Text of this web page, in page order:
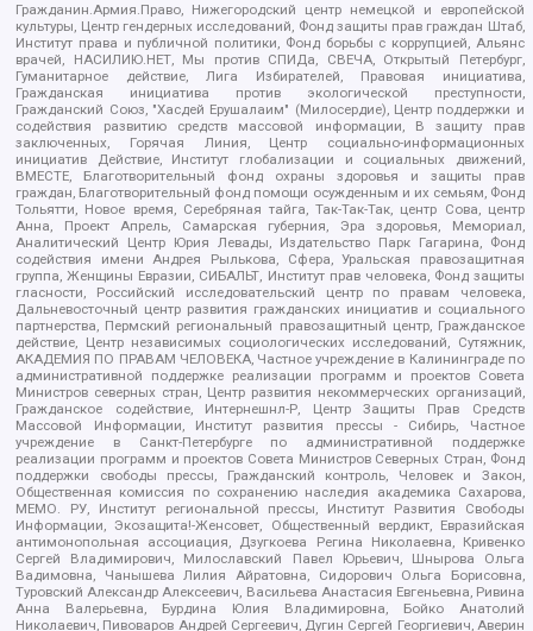
Гражданин.Армия.Право, Нижегородский центр немецкой и европейской
культуры, Центр гендерных исследований, Фонд защиты прав граждан Штаб,
Институт права и публичной политики, Фонд борьбы с коррупцией, Альянс
врачей, НАСИЛИЮ.НЕТ, Мы против СПИДа, СВЕЧА, Открытый Петербург,
Гуманитарное действие, Лига Избирателей, Правовая инициатива,
Гражданская инициатива против экологической преступности,
Гражданский Союз, "Хасдей Ерушалаим" (Милосердие), Центр поддержки и
содействия развитию средств массовой информации, В защиту прав
заключенных, Горячая Линия, Центр социально-информационных
инициатив Действие, Институт глобализации и социальных движений,
ВМЕСТЕ, Благотворительный фонд охраны здоровья и защиты прав
граждан, Благотворительный фонд помощи осужденным и их семьям, Фонд
Тольятти, Новое время, Серебряная тайга, Так-Так-Так, центр Сова, центр
Анна, Проект Апрель, Самарская губерния, Эра здоровья, Мемориал,
Аналитический Центр Юрия Левады, Издательство Парк Гагарина, Фонд
содействия имени Андрея Рылькова, Сфера, Уральская правозащитная
группа, Женщины Евразии, СИБАЛЬТ, Институт прав человека, Фонд защиты
гласности, Российский исследовательский центр по правам человека,
Дальневосточный центр развития гражданских инициатив и социального
партнерства, Пермский региональный правозащитный центр, Гражданское
действие, Центр независимых социологических исследований, Сутяжник,
АКАДЕМИЯ ПО ПРАВАМ ЧЕЛОВЕКА, Частное учреждение в Калининграде по
административной поддержке реализации программ и проектов Совета
Министров северных стран, Центр развития некоммерческих организаций,
Гражданское содействие, Интернешнл-Р, Центр Защиты Прав Средств
Массовой Информации, Институт развития прессы - Сибирь, Частное
учреждение в Санкт-Петербурге по административной поддержке
реализации программ и проектов Совета Министров Северных Стран, Фонд
поддержки свободы прессы, Гражданский контроль, Человек и Закон,
Общественная комиссия по сохранению наследия академика Сахарова,
МЕМО. РУ, Институт региональной прессы, Институт Развития Свободы
Информации, Экозащита!-Женсовет, Общественный вердикт, Евразийская
антимонопольная ассоциация, Дзугкоева Регина Николаевна, Кривенко
Сергей Владимирович, Милославский Павел Юрьевич, Шнырова Ольга
Вадимовна, Чанышева Лилия Айратовна, Сидорович Ольга Борисовна,
Туровский Александр Алексеевич, Васильева Анастасия Евгеньевна, Ривина
Анна Валерьевна, Бурдина Юлия Владимировна, Бойко Анатолий
Николаевич, Пивоваров Андрей Сергеевич, Дугин Сергей Георгиевич, Аверин